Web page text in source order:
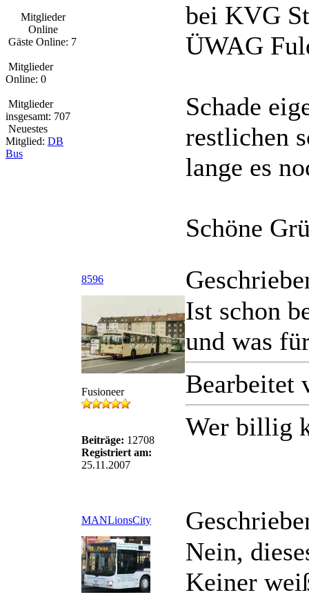
Mitglieder
Online
Gäste Online: 7
Mitglieder
Online: 0
Mitglieder
insgesamt: 707
Neuestes
Mitglied: DB
Bus
bei KVG
ÜWAG
Schade
restlichen
lange es
Schöne
8596
Fusioneer
Beiträge: 12708
Registriert am:
25.11.2007
Ist schon
und was
Bearbeitet
Wer billig
MANLionsCity
Nein,
Keiner